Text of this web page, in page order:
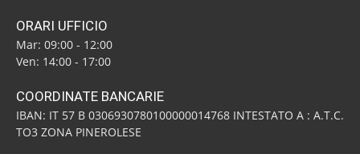
ORARI UFFICIO
Mar: 09:00 - 12:00
Ven: 14:00 - 17:00
COORDINATE BANCARIE
IBAN: IT 57 B 0306930780100000014768 INTESTATO A : A.T.C.
TO3 ZONA PINEROLESE